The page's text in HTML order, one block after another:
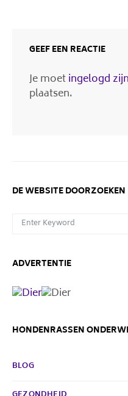
GEEF EEN REACTIE
Je moetingelogd
plaatsen.
DE WEBSITE DOORZOEKEN
SEARCH FOR:
ADVERTENTIE
HONDENRASSEN
BLOG